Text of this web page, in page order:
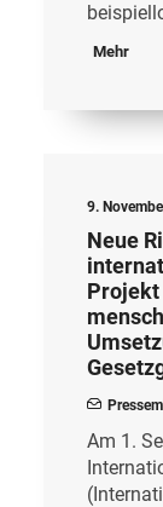
Mehr
9.
Neue
Projekt
Am 1.